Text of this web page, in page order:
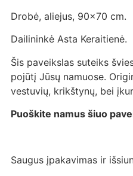
Drobė, aliejus, 90×70 cm.
Dailininkė Asta Keraitienė.
Šis paveikslas suteiks
pojūtį Jūsų namuose.
vestuvių, krikštynų, bei
Puoškite namus šiuo
Saugus įpakavimas ir